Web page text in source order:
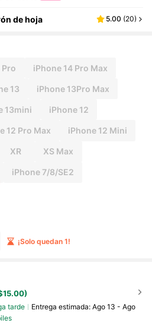
de hoja 5.00 (20)
Pro iPhone 14 Pro Max
13 iPhone 13Pro Max
13mini iPhone 12
12 Pro Max iPhone 12 Mini
XR XS Max
iPhone 7/8/SE2
¡Solo quedan 1!
tarde Entrega estimada: Ago 13 - Ago